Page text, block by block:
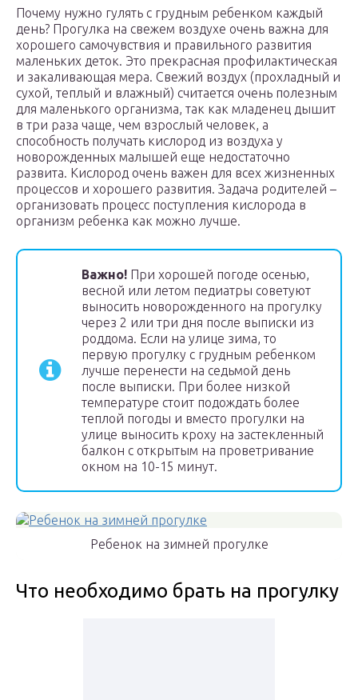
Почему нужно гулять с грудным ребенком каждый
день? Прогулка на свежем воздухе очень важна для
хорошего самочувствия и правильного развития
маленьких деток. Это прекрасная профилактическая
и закаливающая мера. Свежий воздух (прохладный и
сухой, теплый и влажный) считается очень полезным
для маленького организма, так как младенец дышит
в три раза чаще, чем взрослый человек, а
способность получать кислород из воздуха у
новорожденных малышей еще недостаточно
развита. Кислород очень важен для всех жизненных
процессов и хорошего развития. Задача родителей –
организовать процесс поступления кислорода в
организм ребенка как можно лучше.
Важно! При хорошей погоде осенью,
весной или летом педиатры советуют
выносить новорожденного на прогулку
через 2 или три дня после выписки из
роддома. Если на улице зима, то
первую прогулку с грудным ребенком
лучше перенести на седьмой день
после выписки. При более низкой
температуре стоит подождать более
теплой погоды и вместо прогулки на
улице выносить кроху на застекленный
балкон с открытым на проветривание
окном на 10-15 минут.
Ребенок на зимней прогулке
Что необходимо брать на прогулку